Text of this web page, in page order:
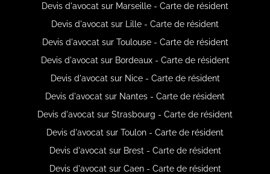
Devis d'avocat sur Marseille - Carte de résident
Devis d'avocat sur Lille - Carte de résident
Devis d'avocat sur Toulouse - Carte de résident
Devis d'avocat sur Bordeaux - Carte de résident
Devis d'avocat sur Nice - Carte de résident
Devis d'avocat sur Nantes - Carte de résident
Devis d'avocat sur Strasbourg - Carte de résident
Devis d'avocat sur Toulon - Carte de résident
Devis d'avocat sur Brest - Carte de résident
Devis d'avocat sur Caen - Carte de résident